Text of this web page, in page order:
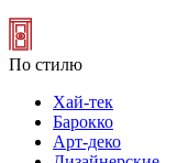
По стилю
Хай-тек
Барокко
Арт-деко